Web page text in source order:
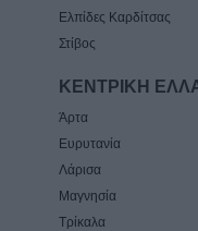
Ελπίδες Καρδίτσας
Στίβος
ΚΕΝΤΡΙΚΗ
Άρτα
Ευρυτανία
Λάρισα
Μαγνησία
Τρίκαλα